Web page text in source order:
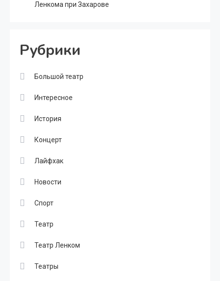
Ленкома при Захарове
Рубрики
Большой театр
Интересное
История
Концерт
Лайфхак
Новости
Спорт
Театр
Театр Ленком
Театры